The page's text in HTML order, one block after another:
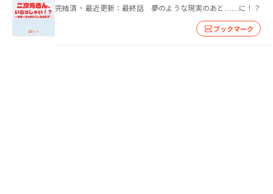
完結済 最近更新： 最終話 夢のような現実のあと……に！？
ブックマーク